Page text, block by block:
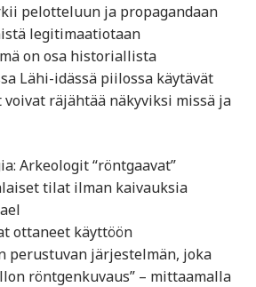
pelotteluun ja propagandaan
legitimaatiotaan
on osa historiallista
Lähi-idässä piilossa käytävät
räjähtää näkyviksi missä ja
Arkeologit “röntgaavat”
tilat ilman kaivauksia
ottaneet käyttöön
perustuvan järjestelmän, joka
röntgenkuvaus” – mittaamalla